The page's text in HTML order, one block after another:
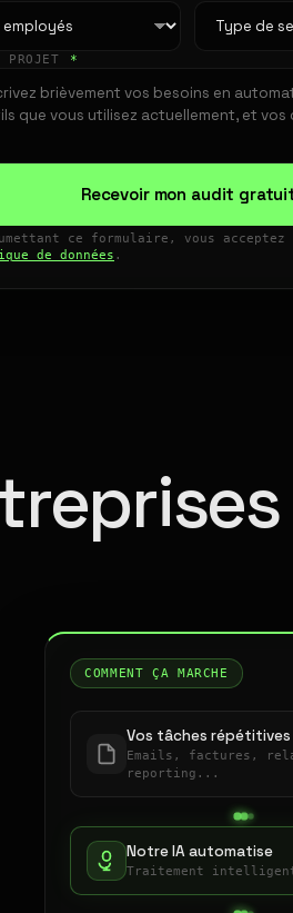
PROJET *
Recevoir mon audit
ce formulaire, vous acceptez
de données .
COMMENT ÇA MARCHE
Vos tâches répétitives
Emails, factures,
reporting...
Notre IA automatise
Traitement